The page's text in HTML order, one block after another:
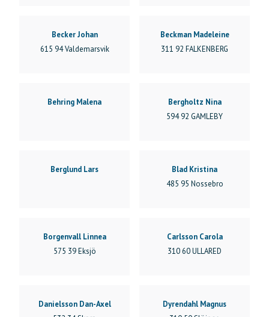
Fellponny (dispens 2026)
Fjordhäst
Irish cob
Morgan
Shire
Svensk Ridponny
Welshponny och cob
Becker Johan
615 94 Valdemarsvik
Beckman Madeleine
311 92 FALKENBERG
Behring Malena
Bergholtz Nina
594 92 GAMLEBY
Berglund Lars
Blad Kristina
485 95 Nossebro
Borgenvall Linnea
575 39 Eksjö
Carlsson Carola
310 60 ULLARED
Danielsson Dan-Axel
Dyrendahl Magnus